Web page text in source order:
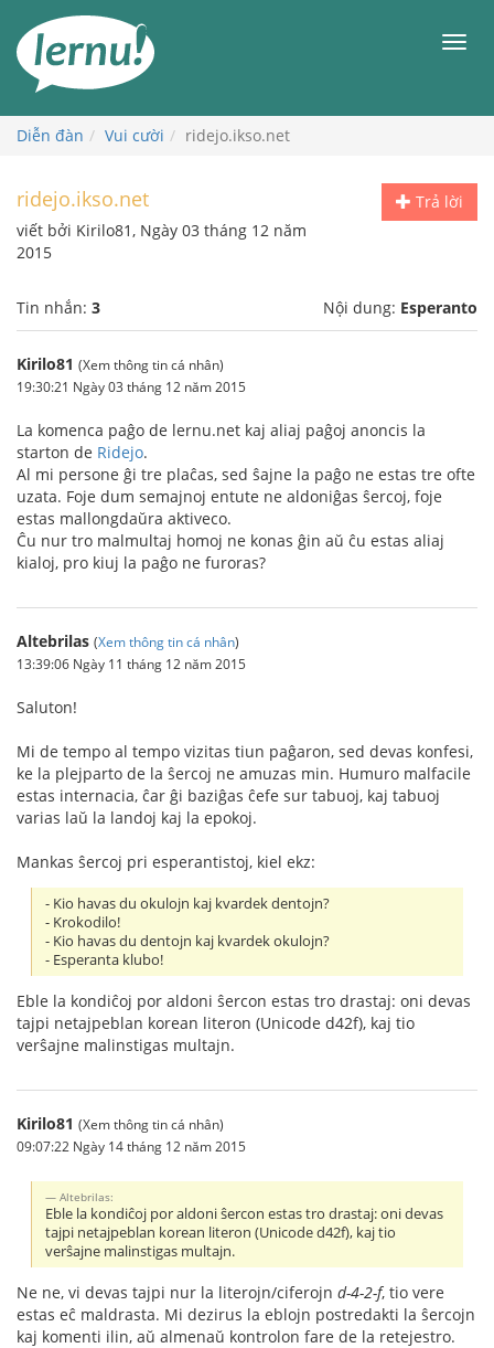
đến
phần
dung
Diễn đàn Vui cười ridejo.ikso.net
Trả lời
ridejo.ikso.net
viết bởi Kirilo81, Ngày 03 tháng 12 năm
2015
Tin nhắn: 3 Nội dung: Esperanto
Kirilo81 (Xem thông tin cá nhân)
19:30:21 Ngày 03 tháng 12 năm 2015
La komenca paĝo de lernu.net kaj aliaj paĝoj anoncis la
starton de Ridejo.
Al mi persone ĝi tre plaĉas, sed ŝajne la paĝo ne estas tre ofte
uzata. Foje dum semajnoj entute ne aldoniĝas ŝercoj, foje
estas mallongdaŭra aktiveco.
Ĉu nur tro malmultaj homoj ne konas ĝin aŭ ĉu estas aliaj
kialoj, pro kiuj la paĝo ne furoras?
Altebrilas (Xem thông tin cá nhân)
13:39:06 Ngày 11 tháng 12 năm 2015
Saluton!
Mi de tempo al tempo vizitas tiun paĝaron, sed devas konfesi,
ke la plejparto de la ŝercoj ne amuzas min. Humuro malfacile
estas internacia, ĉar ĝi baziĝas ĉefe sur tabuoj, kaj tabuoj
varias laŭ la landoj kaj la epokoj.
Mankas ŝercoj pri esperantistoj, kiel ekz:
- Kio havas du okulojn kaj kvardek dentojn?
- Krokodilo!
- Kio havas du dentojn kaj kvardek okulojn?
- Esperanta klubo!
Eble la kondiĉoj por aldoni ŝercon estas tro drastaj: oni devas
tajpi netajpeblan korean literon (Unicode d42f), kaj tio
verŝajne malinstigas multajn.
Kirilo81 (Xem thông tin cá nhân)
09:07:22 Ngày 14 tháng 12 năm 2015
Altebrilas:
Eble la kondiĉoj por aldoni ŝercon estas tro drastaj: oni devas
tajpi netajpeblan korean literon (Unicode d42f), kaj tio
verŝajne malinstigas multajn.
Ne ne, vi devas tajpi nur la literojn/ciferojn d-4-2-f, tio vere
estas eĉ maldrasta. Mi dezirus la eblojn postredakti la ŝercojn
kaj komenti ilin, aŭ almenaŭ kontrolon fare de la retejestro.